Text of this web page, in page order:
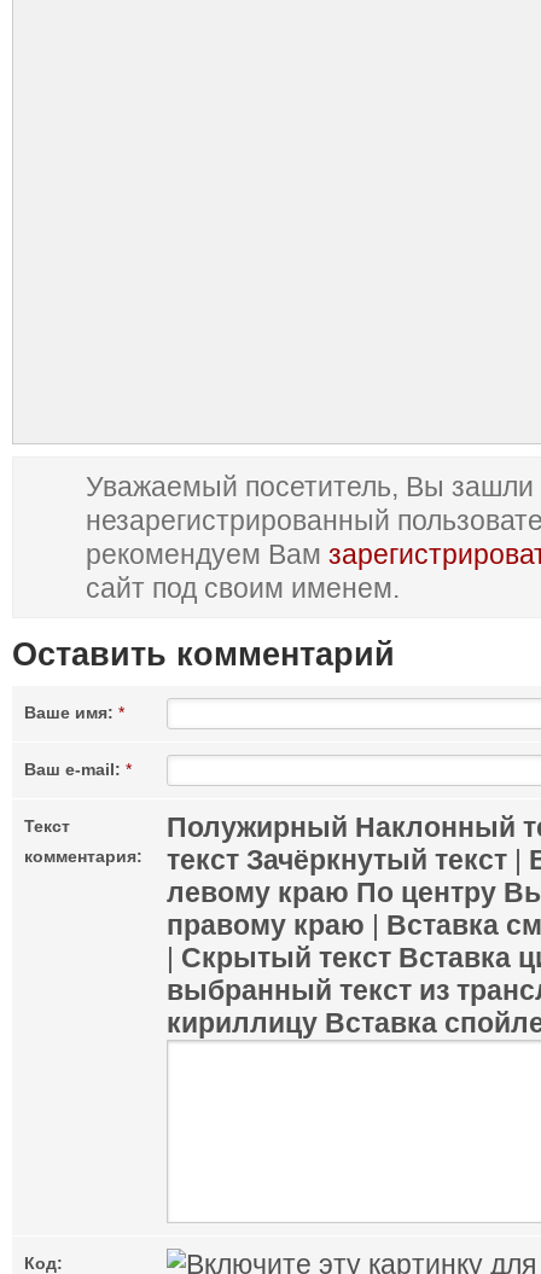
Уважаемый посетитель, Вы зашли
незарегистрированный
рекомендуем Вам
сайт под своим именем.
Оставить комментарий
Ваше имя: *
Ваш e-mail: *
Текст
комментария:
Полужирный Наклонный
текст Зачёркнутый текст |
левому краю По центру
правому краю | Вставка
| Скрытый текст Вставка
выбранный текст из
кириллицу Вставка
Код: